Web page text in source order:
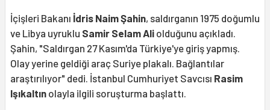
İçişleri Bakanı İdris Naim Şahin, saldırganın 1975 doğumlu
ve Libya uyruklu Samir Selam Ali olduğunu açıkladı.
Şahin, "Saldırgan 27 Kasım'da Türkiye'ye giriş yapmış.
Olay yerine geldiği araç Suriye plakalı. Bağlantılar
araştırılıyor" dedi. İstanbul Cumhuriyet Savcısı Rasim
Işıkaltın olayla ilgili soruşturma başlattı.